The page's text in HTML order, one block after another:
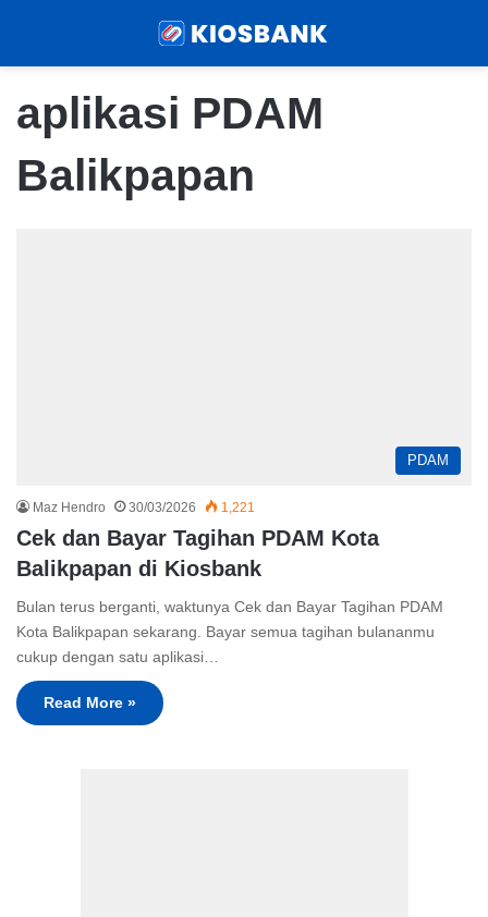
aplikasi PDAM
Balikpapan
PDAM
Maz Hendro 30/03/2026 1,221
Cek dan Bayar Tagihan PDAM Kota
Balikpapan di Kiosbank
Bulan terus berganti, waktunya Cek dan Bayar Tagihan PDAM
Kota Balikpapan sekarang. Bayar semua tagihan bulananmu
cukup dengan satu aplikasi…
Read More »